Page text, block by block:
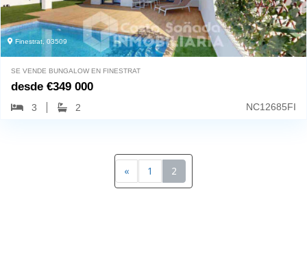
Finestrat, 03509
SE VENDE BUNGALOW EN FINESTRAT
desde €349 000
3 2 NC12685FI
« 1 2